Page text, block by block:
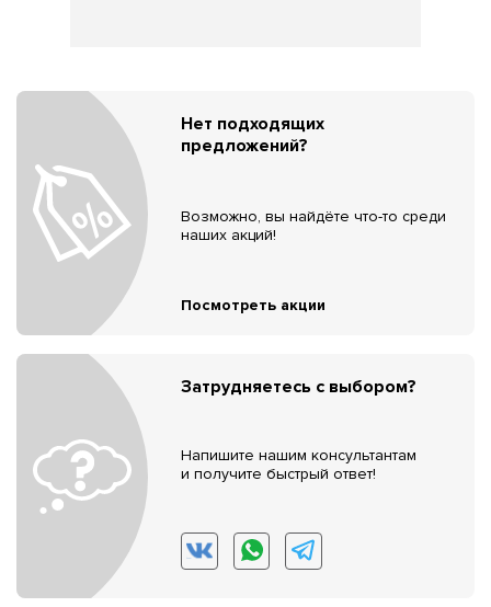
Нет подходящих
предложений?
Возможно, вы найдёте что-то среди
наших акций!
Посмотреть акции
Затрудняетесь с выбором?
Напишите нашим консультантам
и получите быстрый ответ!